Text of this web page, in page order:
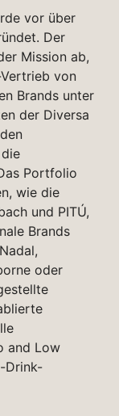
vor über
Der
Mission ab,
von
Brands unter
der Diversa
Portfolio
wie die
und PITÚ,
Brands
oder
and Low
Drink-